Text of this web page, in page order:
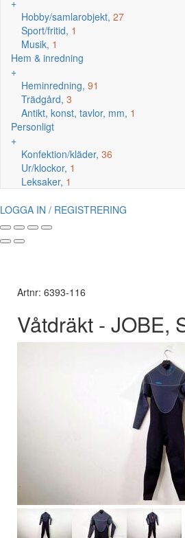
+
Hobby/samlarobjekt, 27
Sport/fritid, 1
Musik, 1
Hem & inredning
+
Heminredning, 91
Trädgård, 3
Antikt, konst, tavlor, mm, 1
Personligt
+
Konfektion/kläder, 36
Ur/klockor, 1
Leksaker, 1
LOGGA IN / REGISTRERING
Artnr: 6393-116
Våtdräkt - JOBE,